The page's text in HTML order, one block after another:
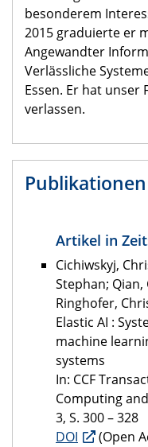
besonderem
2015 graduierte er
Angewandter
Verlässliche
Essen. Er hat unser
verlassen.
Publikationen
Artikel in
Cichiwskyj,
Stephan; Qian,
Ringhofer,
Elastic AI :
machine
systems
In: CCF
Computing
3, S. 300 – 328
DOI
(Open